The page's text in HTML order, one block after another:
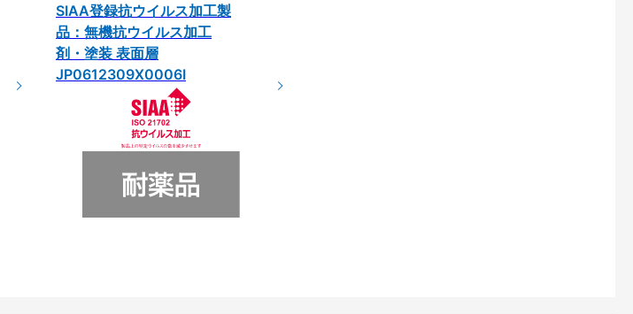
SIAA登録抗ウイルス加工製
品：無機抗ウイルス加工
剤・塗装 表面層
JP0612309X0006I